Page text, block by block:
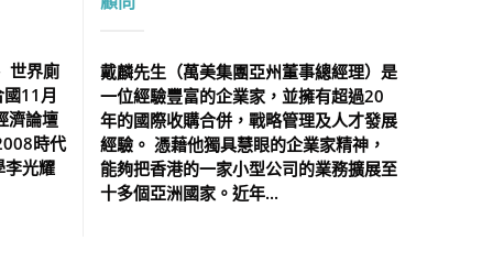
世界廁
11月
濟論壇
時代
李光耀
戴麟先生（萬美集團亞州董事總經理）是
一位經驗豐富的企業家，並擁有超過20
年的國際收購合併，戰略管理及人才發展
經驗。 憑藉他獨具慧眼的企業家精神，
能夠把香港的一家小型公司的業務擴展至
十多個亞洲國家。近年...